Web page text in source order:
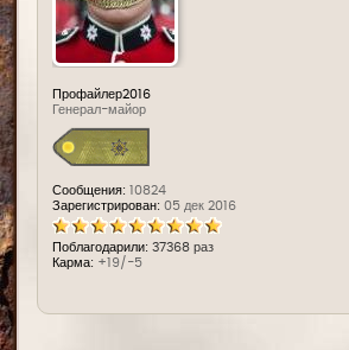
Профайлер2016
Генерал-майор
Сообщения: 10824
Зарегистрирован: 05 дек 2016
Поблагодарили: 37368 раз
Карма: +19/-5